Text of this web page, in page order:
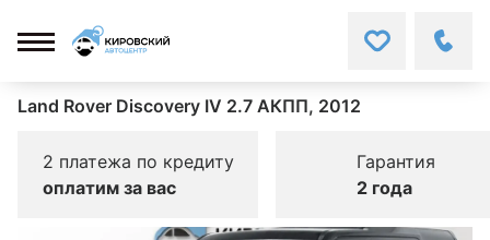
Land Rover Discovery IV 2.7 АКПП, 2012
2 платежа по кредиту
оплатим за вас
Гарантия
2 года